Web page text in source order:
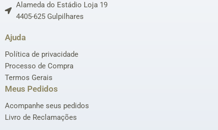
Alameda do Estádio Loja 19
4405-625 Gulpilhares
Ajuda
Política de privacidade
Processo de Compra
Termos Gerais
Meus Pedidos
Acompanhe seus pedidos
Livro de Reclamações